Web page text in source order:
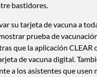
bastidores.
su tarjeta de vacuna a
prueba de
que la aplicación CLEAR
de vacuna digital.
a los asistentes que usen